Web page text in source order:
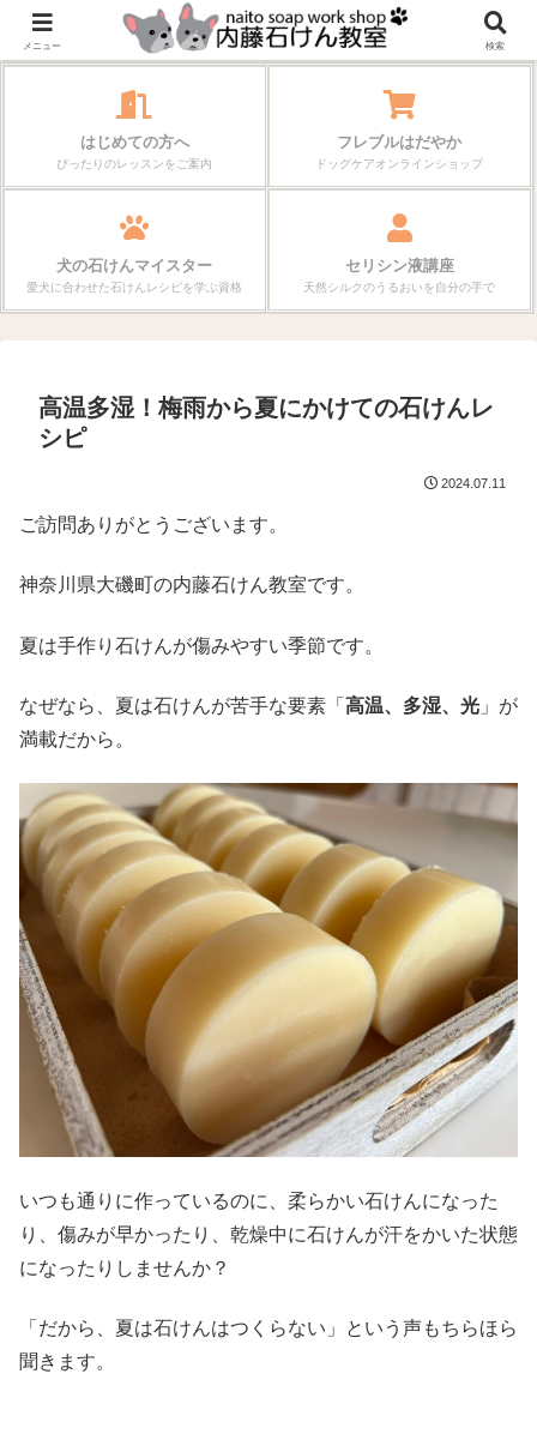
作る楽しさが、毎日の暮らしを変えていく。
はじめての方へ
ぴったりのレッスンをご案内
フレブルはだやか
ドッグケアオンラインショップ
犬の石けんマイスター
愛犬に合わせた石けんレシピを学ぶ資格
セリシン液講座
天然シルクのうるおいを自分の手で
高温多湿！梅雨から夏にかけての石けんレ
シピ
2024.07.11
ご訪問ありがとうございます。
神奈川県大磯町の内藤石けん教室です。
夏は手作り石けんが傷みやすい季節です。
なぜなら、夏は石けんが苦手な要素「 高温、多湿、光 」が
満載だから。
いつも通りに作っているのに、柔らかい石けんになった
り、傷みが早かったり、乾燥中に石けんが汗をかいた状態
になったりしませんか？
「だから、夏は石けんはつくらない」という声もちらほら
聞きます。
メニュー 検索